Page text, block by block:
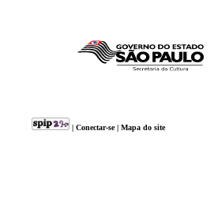
| Conectar-se| Mapa do site